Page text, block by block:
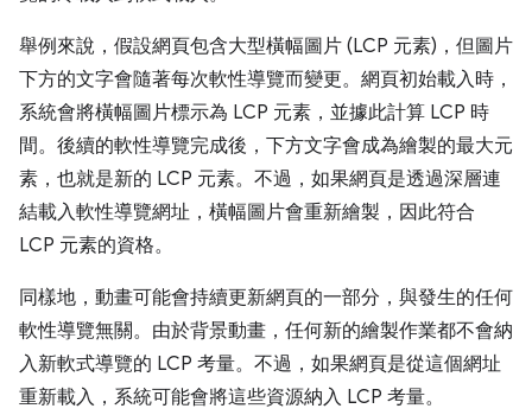
舉例來說，假設網頁包含大型橫幅圖片 (LCP 元素)，但圖片
下方的文字會隨著每次軟性導覽而變更。網頁初始載入時，
系統會將橫幅圖片標示為 LCP 元素，並據此計算 LCP 時
間。後續的軟性導覽完成後，下方文字會成為繪製的最大元
素，也就是新的 LCP 元素。不過，如果網頁是透過深層連
結載入軟性導覽網址，橫幅圖片會重新繪製，因此符合
LCP 元素的資格。
同樣地，動畫可能會持續更新網頁的一部分，與發生的任何
軟性導覽無關。由於背景動畫，任何新的繪製作業都不會納
入新軟式導覽的 LCP 考量。不過，如果網頁是從這個網址
重新載入，系統可能會將這些資源納入 LCP 考量。